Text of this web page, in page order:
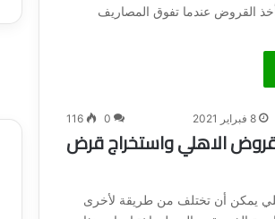
أخذ القروض عندما تفوق المصاريف
8 فبراير 2021 0
116
الاهلي واستخراج قرض
يمكن أن تختلف من طريقة لأخرى